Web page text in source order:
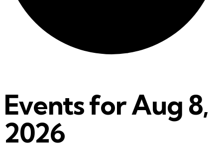
Events for Aug 8,
2026